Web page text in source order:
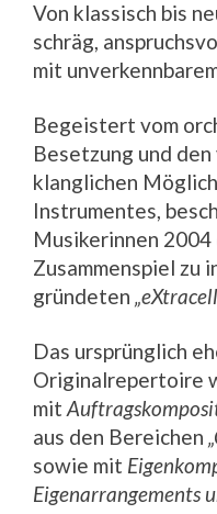
Von klassisch bis
schräg,
mit
Begeistert vom
Besetzung und
klanglichen
Instrumentes,
Musikerinnen
Zusammenspiel zu
gründeten
Das ursprünglich
Originalrepertoire
mit
aus den Bereichen
sowie mit
Eigenarrangements